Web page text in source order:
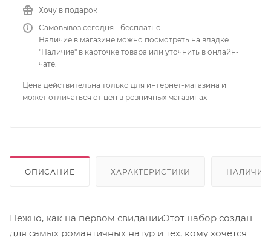
Хочу в подарок
Самовывоз сегодня - бесплатно
Наличие в магазине можно посмотреть на владке
"Наличие" в карточке товара или уточнить в онлайн-
чате.
Цена действительна только для интернет-магазина и
может отличаться от цен в розничных магазинах
ОПИСАНИЕ ХАРАКТЕРИСТИКИ НАЛИЧИЕ
Нежно, как на первом свиданииЭтот набор создан
для самых романтичных натур и тех, кому хочется